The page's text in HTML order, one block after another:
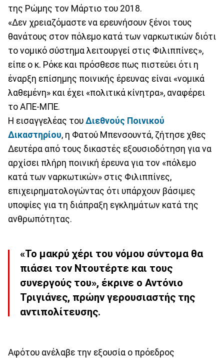
της Ρώμης τον Μάρτιο του 2018.
«Δεν χρειαζόμαστε να ερευνήσουν ξένοι τους
θανάτους στον πόλεμο κατά των ναρκωτικών διότι
το νομικό σύστημα λειτουργεί στις Φιλιππίνες»,
είπε ο κ. Ρόκε και πρόσθεσε πως πιστεύει ότι η
έναρξη επίσημης ποινικής έρευνας είναι «νομικά
λαθεμένη» και έχει «πολιτικά κίνητρα», αναφέρει
το ΑΠΕ-ΜΠΕ.
Η εισαγγελέας του Διεθνούς Ποινικού
Δικαστηρίου, η Φατού Μπενσουντά, ζήτησε χθες
Δευτέρα από τους δικαστές εξουσιοδότηση για να
αρχίσει πλήρη ποινική έρευνα για τον «πόλεμο
κατά των ναρκωτικών» στις Φιλιππίνες,
επιχειρηματολογώντας ότι υπάρχουν βάσιμες
υποψίες για τη διάπραξη εγκλημάτων κατά της
ανθρωπότητας.
«Το μακρύ χέρι του νόμου σύντομα θα
πιάσει τον Ντουτέρτε και τους
συνεργούς του», έκρινε ο Αντόνιο
Τριγιάνες, πρώην γερουσιαστής της
αντιπολίτευσης.
Αφότου ανέλαβε την εξουσία ο πρόεδρος